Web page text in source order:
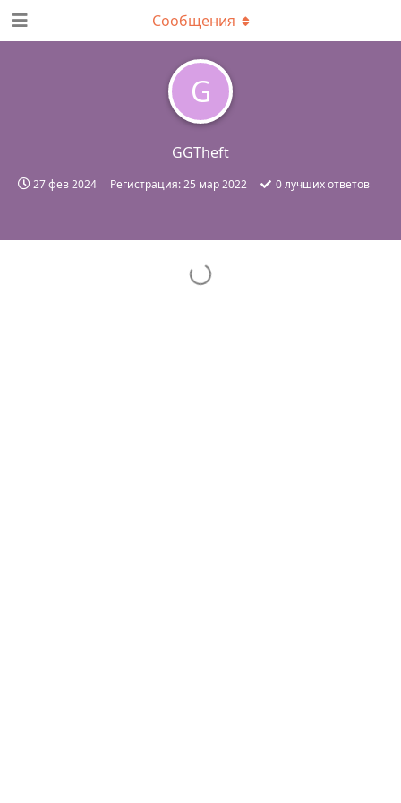
G
GGTheft
27 фев 2024 Регистрация:25 мар 2022 0лучших ответов
Сообщения